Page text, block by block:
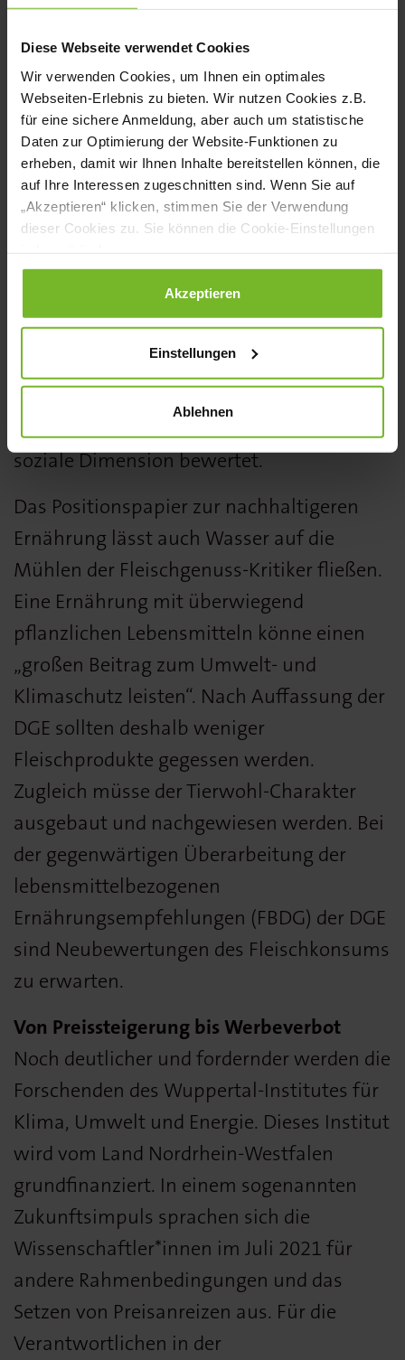
Diese Webseite verwendet Cookies
Wir verwenden Cookies, um Ihnen ein optimales
Webseiten-Erlebnis zu bieten. Wir nutzen Cookies z.B.
für eine sichere Anmeldung, aber auch um statistische
Daten zur Optimierung der Website-Funktionen zu
erheben, damit wir Ihnen Inhalte bereitstellen können, die
auf Ihre Interessen zugeschnitten sind. Wenn Sie auf
„Akzeptieren“ klicken, stimmen Sie der Verwendung
dieser Cookies zu. Sie können die Cookie-Einstellungen
Datenschutzerklärung|Impressum
Akzeptieren
Einstellungen
Ablehnen
gleichberechtigt.
Das bedeutet konkret unter anderem, dass
die Organisation genau unter die Lupe
nehmen will, ob die Lebensmittel „unter
sozial verträglichen Umständen“
produziert und verarbeitet wurden.
Kriterien sind hier etwa angemessene
Löhne und die Frage, wie ernst Arbeits-
und Gesundheitsschutz sowie
Unfallverhütung genommen wurden. Die
DGE spricht sich für ein Siegel aus, das –
ähnlich wie das Fairtrade-Label – die
soziale Dimension bewertet.
Das Positionspapier zur nachhaltigeren
Ernährung lässt auch Wasser auf die
Mühlen der Fleischgenuss-Kritiker fließen.
Eine Ernährung mit überwiegend
pflanzlichen Lebensmitteln könne einen
„großen Beitrag zum Umwelt- und
Klimaschutz leisten“. Nach Auffassung der
DGE sollten deshalb weniger
Fleischprodukte gegessen werden.
Zugleich müsse der Tierwohl-Charakter
ausgebaut und nachgewiesen werden. Bei
der gegenwärtigen Überarbeitung der
lebensmittelbezogenen
Ernährungsempfehlungen (FBDG) der DGE
sind Neubewertungen des Fleischkonsums
zu erwarten.
Von Preissteigerung bis Werbeverbot
Noch deutlicher und fordernder werden die
Forschenden des Wuppertal-Institutes für
Klima, Umwelt und Energie. Dieses Institut
wird vom Land Nordrhein-Westfalen
grundfinanziert. In einem sogenannten
Zukunftsimpuls sprachen sich die
Wissenschaftler*innen im Juli 2021 für
andere Rahmenbedingungen und das
Setzen von Preisanreizen aus. Für die
Verantwortlichen in der